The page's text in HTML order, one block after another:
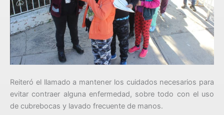
Reiteró el llamado a mantener los cuidados necesarios para
evitar contraer alguna enfermedad, sobre todo con el uso
de cubrebocas y lavado frecuente de manos.